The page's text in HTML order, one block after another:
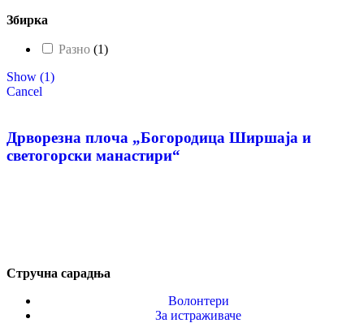
Збирка
Разно (1)
Show (1)
Cancel
Дрворезна плоча „Богородица Ширшаја и
светогорски манастири“
Стручна сарадња
Волонтери
За истраживаче